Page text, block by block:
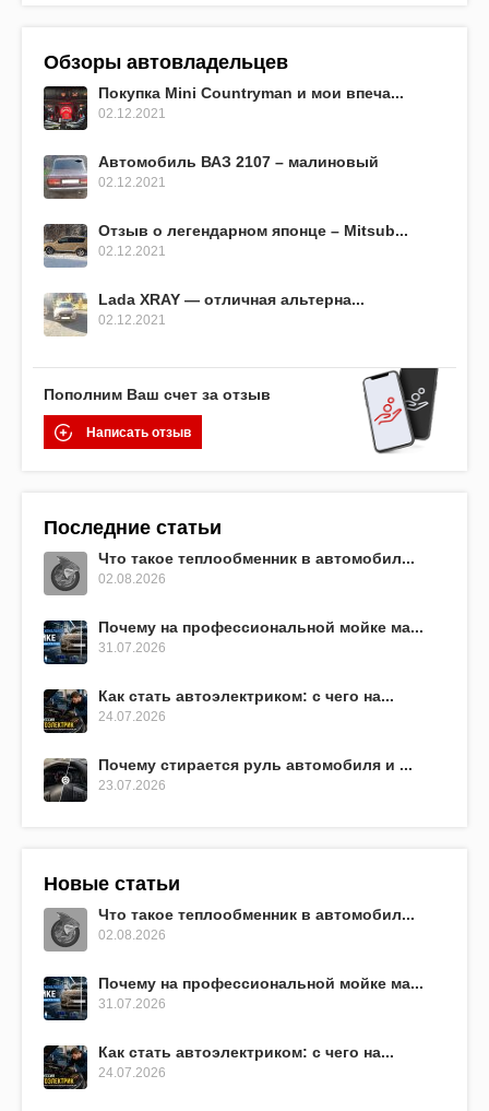
Обзоры автовладельцев
Покупка Mini Countryman и мои впеча...
02.12.2021
Автомобиль ВАЗ 2107 – малиновый
02.12.2021
Отзыв о легендарном японце – Mitsub...
02.12.2021
Lada XRAY — отличная альтерна...
02.12.2021
Пополним Ваш счет за отзыв
Написать отзыв
Последние статьи
Что такое теплообменник в автомобил...
02.08.2026
Почему на профессиональной мойке ма...
31.07.2026
Как стать автоэлектриком: с чего на...
24.07.2026
Почему стирается руль автомобиля и ...
23.07.2026
Новые статьи
Что такое теплообменник в автомобил...
02.08.2026
Почему на профессиональной мойке ма...
31.07.2026
Как стать автоэлектриком: с чего на...
24.07.2026